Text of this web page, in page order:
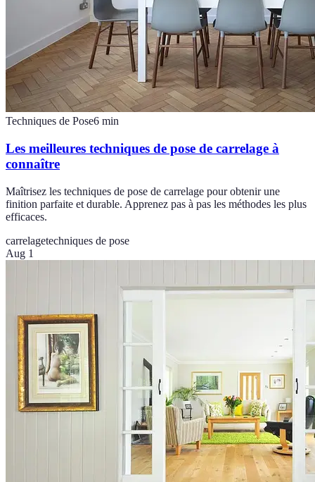
Techniques de Pose6 min
Les meilleures techniques de pose de carrelage à
connaître
Maîtrisez les techniques de pose de carrelage pour obtenir une
finition parfaite et durable. Apprenez pas à pas les méthodes les plus
efficaces.
carrelagetechniques de pose
Aug 1